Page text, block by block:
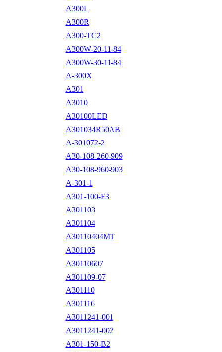
A300L
A300R
A300-TC2
A300W-20-11-84
A300W-30-11-84
A-300X
A301
A3010
A30100LED
A301034R50AB
A-301072-2
A30-108-260-909
A30-108-960-903
A-301-1
A301-100-F3
A301103
A301104
A30110404MT
A301105
A30110607
A301109-07
A301110
A301116
A3011241-001
A3011241-002
A301-150-B2